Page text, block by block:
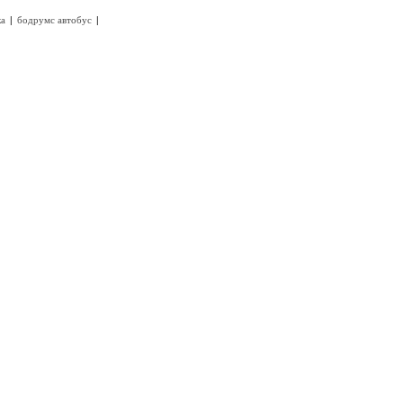
| бодрумс автобус |